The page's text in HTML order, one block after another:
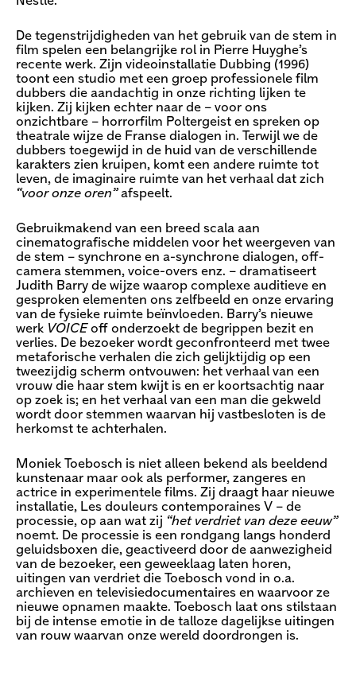
De tegenstrijdigheden van het gebruik van de stem in
film spelen een belangrijke rol in Pierre Huyghe’s
recente werk. Zijn videoinstallatie Dubbing (1996)
toont een studio met een groep professionele film
dubbers die aandachtig in onze richting lijken te
kijken. Zij kijken echter naar de – voor ons
onzichtbare – horrorfilm Poltergeist en spreken op
theatrale wijze de Franse dialogen in. Terwijl we de
dubbers toegewijd in de huid van de verschillende
karakters zien kruipen, komt een andere ruimte tot
leven, de imaginaire ruimte van het verhaal dat zich
“voor onze oren”afspeelt.
Gebruikmakend van een breed scala aan
cinematografische middelen voor het weergeven van
de stem – synchrone en a-synchrone dialogen, off-
camera stemmen, voice-overs enz. – dramatiseert
Judith Barry de wijze waarop complexe auditieve en
gesproken elementen ons zelfbeeld en onze ervaring
van de fysieke ruimte beïnvloeden. Barry’s nieuwe
werk VOICE off onderzoekt de begrippen bezit en
verlies. De bezoeker wordt geconfronteerd met twee
metaforische verhalen die zich gelijktijdig op een
tweezijdig scherm ontvouwen: het verhaal van een
vrouw die haar stem kwijt is en er koortsachtig naar
op zoek is; en het verhaal van een man die gekweld
wordt door stemmen waarvan hij vastbesloten is de
herkomst te achterhalen.
Moniek Toebosch is niet alleen bekend als beeldend
kunstenaar maar ook als performer, zangeres en
actrice in experimentele films. Zij draagt haar nieuwe
installatie, Les douleurs contemporaines V – de
processie, op aan wat zij “het verdriet van deze eeuw”
noemt. De processie is een rondgang langs honderd
geluidsboxen die, geactiveerd door de aanwezigheid
van de bezoeker, een geweeklaag laten horen,
uitingen van verdriet die Toebosch vond in o.a.
archieven en televisiedocumentaires en waarvoor ze
nieuwe opnamen maakte. Toebosch laat ons stilstaan
bij de intense emotie in de talloze dagelijkse uitingen
van rouw waarvan onze wereld doordrongen is.